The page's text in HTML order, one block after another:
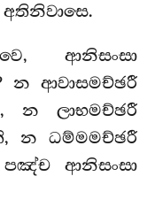
ආනිසංසා
න ආවාසමච්ඡරී
න ලාභමච්ඡරී
න ධම්මමච්ඡරී
ආනිසංසා